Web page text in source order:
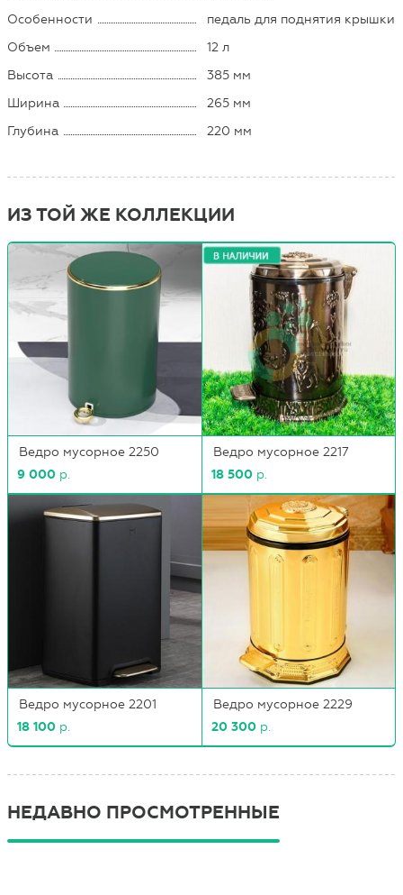
Особенности
педаль для поднятия крышки
Объем
12 л
Высота
385 мм
Ширина
265 мм
Глубина
220 мм
ИЗ ТОЙ ЖЕ КОЛЛЕКЦИИ
Ведро мусорное 2250
9 000 р.
Ведро мусорное 2217
18 500 р.
Ведро мусорное 2201
18 100 р.
Ведро мусорное 2229
20 300 р.
НЕДАВНО ПРОСМОТРЕННЫЕ